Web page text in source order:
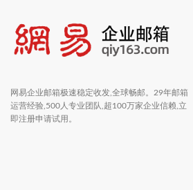
网易企业邮箱极速稳定收发,全球畅邮。29年邮箱
运营经验,500人专业团队,超100万家企业信赖,立
即注册申请试用。